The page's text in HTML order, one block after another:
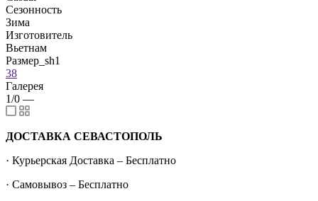
Сезонность
Зима
Изготовитель
Вьетнам
Размер_sh1
38
Галерея
1/0 —
ДОСТАВКА СЕВАСТОПОЛЬ
· Курьерская Доставка – Бесплатно
· Самовывоз – Бесплатно